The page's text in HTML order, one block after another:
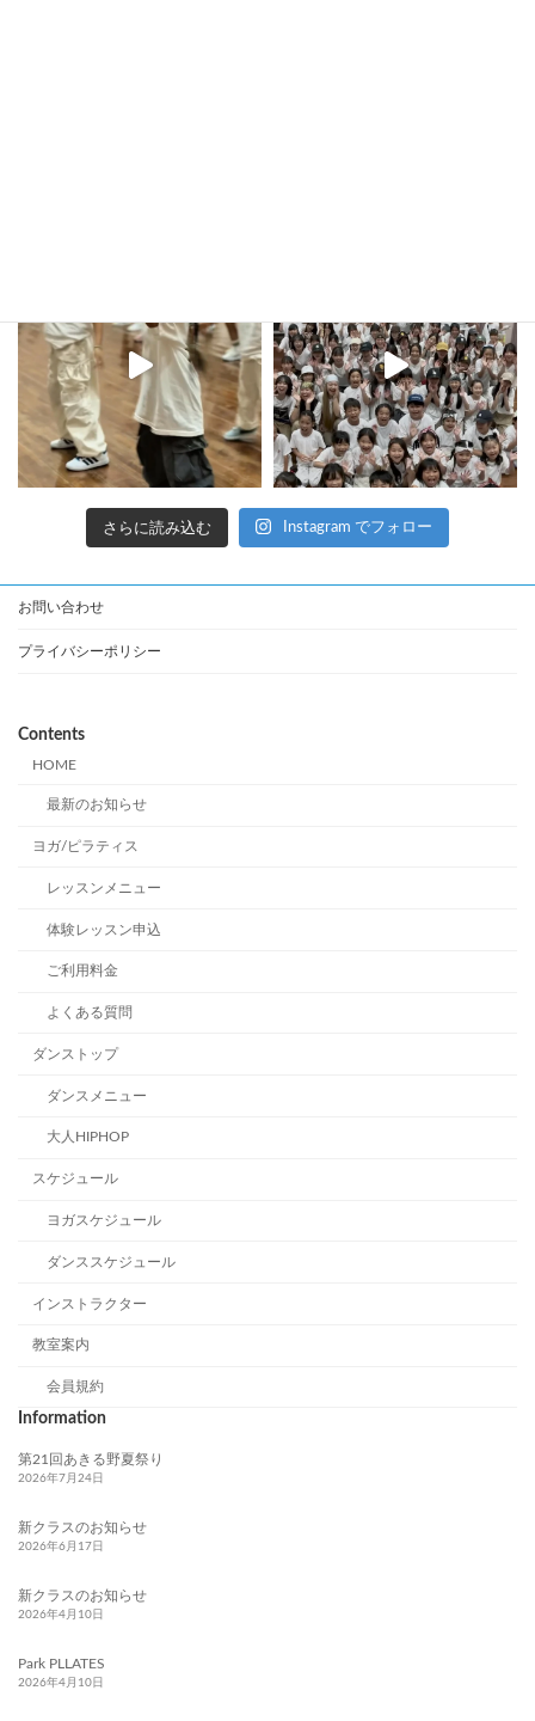
さらに読み込む Instagram でフォロー
お問い合わせ
プライバシーポリシー
Contents
HOME
最新のお知らせ
ヨガ/ピラティス
レッスンメニュー
体験レッスン申込
ご利用料金
よくある質問
ダンストップ
ダンスメニュー
大人HIPHOP
スケジュール
ヨガスケジュール
ダンススケジュール
インストラクター
教室案内
会員規約
Information
第21回あきる野夏祭り
2026年7月24日
新クラスのお知らせ
2026年6月17日
新クラスのお知らせ
2026年4月10日
Park PLLATES
2026年4月10日